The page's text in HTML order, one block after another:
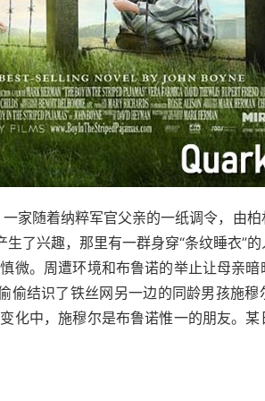
家随着纳粹军官父亲的一纸调令，由
了兴趣，那里有一群身穿“条纹睡衣”
微。周遭环境和布鲁诺的举止让母亲
结识了铁丝网另一边的同龄男孩施穆
化中，施穆尔是布鲁诺惟一的朋友。